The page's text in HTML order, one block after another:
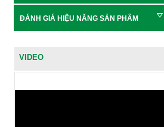
ĐÁNH GIÁ HIỆU NĂNG SẢN PHẨM
VIDEO